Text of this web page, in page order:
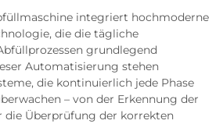
integriert hochmoderne
die die tägliche
grundlegend
Automatisierung stehen
die kontinuierlich jede Phase
– von der Erkennung der
die Überprüfung der korrekten